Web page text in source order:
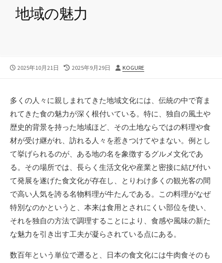
地域の魅力
公
2025年10月21日
最
日
2025年9月29日
投
KOGURE
多くの人々に親しまれてきた地域文化には、伝統の中で育ま
れてきた食の魅力が深く根付いている。 特に、独自の風土や
歴史的背景を持った地域ほど、その土地ならではの料理や食
材が受け継がれ、訪れる人々を惹きつけてやまない。例とし
て挙げられるのが、ある地の名を象徴するグルメ文化であ
る。その場所では、長らく生活文化や産業と密接に結び付い
て発展を遂げた食文化が存在し、とりわけ多くの観光客の間
で高い人気を誇る名物料理が牛たんである。この料理がなぜ
特別なのかというと、本来は食用とされにくい部位を使い、
それを独自の方法で調理することにより、食感や風味の新た
な魅力を引き出す工夫が凝らされている点にある。
数百年という単位で遡ると、日本の食文化には牛肉食そのも